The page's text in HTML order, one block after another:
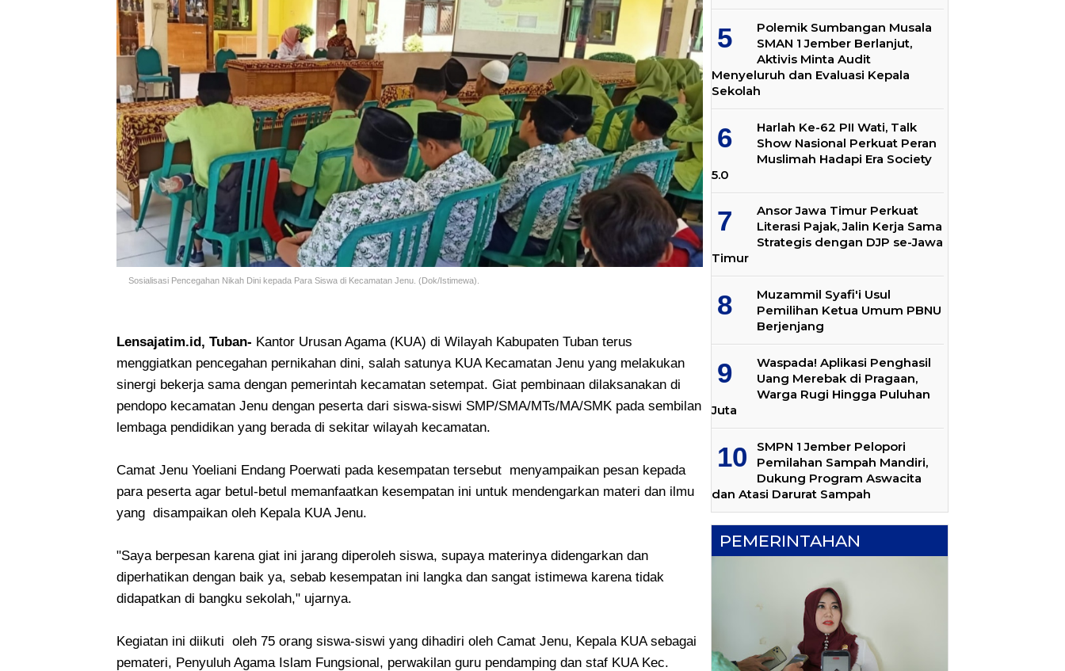
Sosialisasi Pencegahan Nikah Dini kepada Para Siswa di Kecamatan Jenu. (Dok/Istimewa).
Lensajatim.id, Tuban- Kantor Urusan Agama (KUA) di Wilayah Kabupaten Tuban terus
menggiatkan pencegahan pernikahan dini, salah satunya KUA Kecamatan Jenu yang melakukan
sinergi bekerja sama dengan pemerintah kecamatan setempat. Giat pembinaan dilaksanakan di
pendopo kecamatan Jenu dengan peserta dari siswa-siswi SMP/SMA/MTs/MA/SMK pada sembilan
lembaga pendidikan yang berada di sekitar wilayah kecamatan.
Camat Jenu Yoeliani Endang Poerwati pada kesempatan tersebut menyampaikan pesan kepada
para peserta agar betul-betul memanfaatkan kesempatan ini untuk mendengarkan materi dan ilmu
yang disampaikan oleh Kepala KUA Jenu.
"Saya berpesan karena giat ini jarang diperoleh siswa, supaya materinya didengarkan dan
diperhatikan dengan baik ya, sebab kesempatan ini langka dan sangat istimewa karena tidak
didapatkan di bangku sekolah," ujarnya.
Kegiatan ini diikuti oleh 75 orang siswa-siswi yang dihadiri oleh Camat Jenu, Kepala KUA sebagai
pemateri, Penyuluh Agama Islam Fungsional, perwakilan guru pendamping dan staf KUA Kec.
Polemik Sumbangan Musala
SMAN 1 Jember Berlanjut,
Aktivis Minta Audit
Menyeluruh dan Evaluasi Kepala
Sekolah
Harlah Ke-62 PII Wati, Talk
Show Nasional Perkuat Peran
Muslimah Hadapi Era Society
5.0
Ansor Jawa Timur Perkuat
Literasi Pajak, Jalin Kerja Sama
Strategis dengan DJP se-Jawa
Timur
Muzammil Syafi'i Usul
Pemilihan Ketua Umum PBNU
Berjenjang
Waspada! Aplikasi Penghasil
Uang Merebak di Pragaan,
Warga Rugi Hingga Puluhan
Juta
SMPN 1 Jember Pelopori
Pemilahan Sampah Mandiri,
Dukung Program Aswacita
dan Atasi Darurat Sampah
PEMERINTAHAN